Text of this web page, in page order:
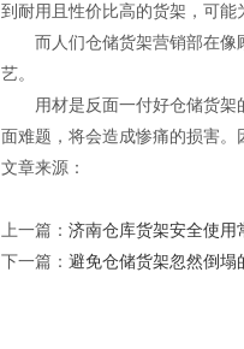
到耐用且性价比高的货架，可能
而人们仓储货架营销部在像顾
艺。
用材是反面一付好仓储货架的
面难题，将会造成惨痛的损害
文章来源：
上一篇： 济南仓库货架安全使用
下一篇： 避免仓储货架忽然倒塌